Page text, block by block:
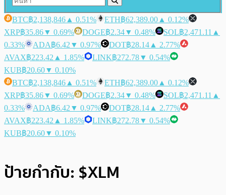
BTC฿2,138,846 ▲ 0.51% ETH฿62,389.00 ▲ 0.12%
XRP฿35.86▼ 0.69% DOGE฿2.34▼ 0.48% SOL฿2,471.11 ▲
0.33%
ADA฿6.42 ▼ 0.97% DOT฿28.14 ▲ 2.77%
AVAX฿223.42 ▲ 1.85% LINK฿272.78▼ 0.54%
KUB฿20.60▼ 0.10%
BTC฿2,138,846 ▲ 0.51% ETH฿62,389.00 ▲ 0.12%
XRP฿35.86▼ 0.69% DOGE฿2.34▼ 0.48% SOL฿2,471.11 ▲
0.33%
ADA฿6.42 ▼ 0.97% DOT฿28.14 ▲ 2.77%
AVAX฿223.42 ▲ 1.85% LINK฿272.78▼ 0.54%
KUB฿20.60▼ 0.10%
ป้ายกำกับ: $XLM